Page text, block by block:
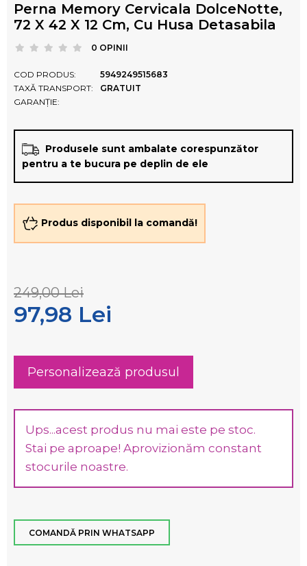
Perna Memory Cervicala DolceNotte,
72 X 42 X 12 Cm, Cu Husa Detasabila
0 OPINII
COD PRODUS:
TAXĂ TRANSPORT:
GARANȚIE:
5949249515683
GRATUIT
Produsele sunt ambalate corespunzător
pentru a te bucura pe deplin de ele
Produs disponibil la comandă!
249,00 Lei
97,98 Lei
Personalizează produsul
Ups...acest produs nu mai este pe stoc.
Stai pe aproape! Aprovizionăm constant
stocurile noastre.
COMANDĂ PRIN WHATSAPP